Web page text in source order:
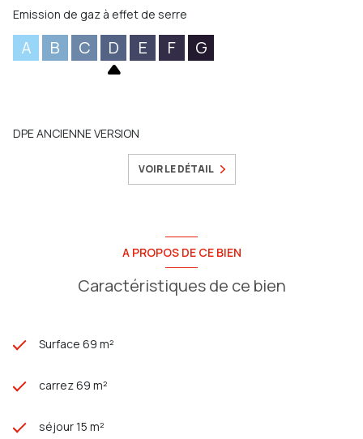
Emission de gaz à effet de serre
A B C D E F G
DPE ANCIENNE VERSION
VOIR LE DÉTAIL
A PROPOS DE CE BIEN
Caractéristiques de ce bien
Surface 69 m²
carrez 69 m²
séjour 15 m²